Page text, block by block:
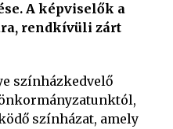
A képviselők a
rendkívüli zárt
színházkedvelő
színházat, amely